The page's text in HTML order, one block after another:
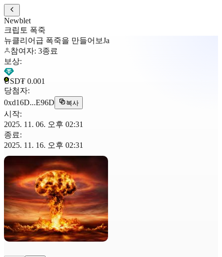
Newblet
크립토 폭죽
뉴클리어급 폭죽을 만들어보Ja
참여자: 3종료
보상:
USD₮ 0.001
당첨자:
0xd16D...E96D
복사
시작:
2025. 11. 06. 오후 02:31
종료:
2025. 11. 16. 오후 02:31